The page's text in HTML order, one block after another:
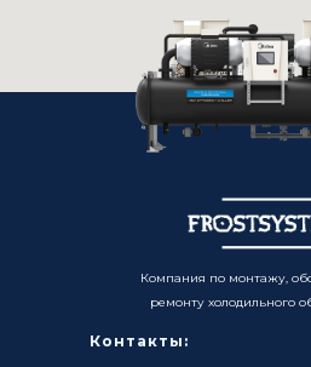
Контакты:
Компания по монтажу,
ремонту холодильного